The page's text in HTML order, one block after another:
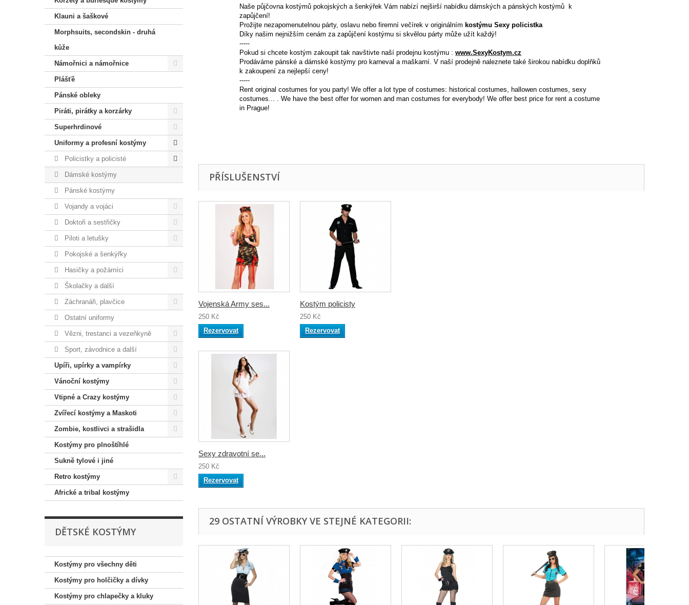
Klauni a šaškové
Morphsuits, secondskin - druhá
kůže
Námořnici a námořnice
Plášťě
Pánské obleky
Piráti, pirátky a korzárky
Superhrdinové
Uniformy a profesní kostýmy
Policistky a policisté
Dámské kostýmy
Pánské kostýmy
Vojandy a vojáci
Doktoři a sestřičky
Piloti a letušky
Pokojské a šenkýřky
Hasičky a požárníci
Školačky a další
Záchranáři, plavčice
Ostatní uniformy
Vězni, trestanci a vezeňkyně
Sport, závodnice a další
Upíři, upírky a vampírky
Vánoční kostýmy
Vtipné a Crazy kostýmy
Zvířecí kostýmy a Maskoti
Zombie, kostlivci a strašidla
Kostýmy pro plnoštíhlé
Sukně tylové i jiné
Retro kostýmy
Africké a tribal kostýmy
DĚTSKÉ KOSTÝMY
Kostýmy pro všechny děti
Kostýmy pro holčičky a dívky
Kostýmy pro chlapečky a kluky
Naše půjčovna kostýmů pokojských a šenkýřek Vám nabízí nejširší nabídku dámských a pánských kostýmů k
zapůjčení!
Prožijte nezapomenutelnou párty, oslavu nebo firemní večírek v originálním kostýmu Sexy policistka
Díky našim nejnižším cenám za zapůjčení kostýmu si skvělou párty může užít každý!
-----
Pokud si chcete kostým zakoupit tak navštivte naší prodejnu kostýmu : www.SexyKostym.cz
Prodáváme pánské a dámské kostýmy pro karneval a maškarní. V naší prodejně naleznete také širokou nabídku doplňků
k zakoupení za nejlepší ceny!
-----
Rent original costumes for you party! We offer a lot type of costumes: historical costumes, hallowen costumes , sexy
costumes ... . We have the best offer for women and man costumes for everybody! We offer best price for rent a costume
in Prague!
PŘÍSLUŠENSTVÍ
Vojenská Army ses...
250 Kč
Rezervovat
Sexy zdravotní se...
250 Kč
Rezervovat
Kostým policisty
250 Kč
Rezervovat
29 OSTATNÍ VÝROBKY VE STEJNÉ KATEGORII: